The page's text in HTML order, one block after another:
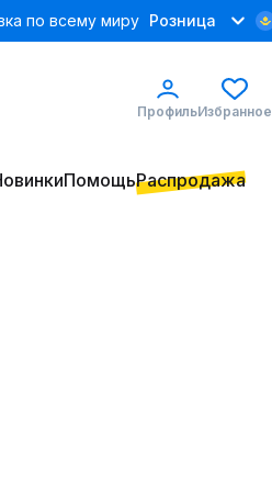
по всему миру Розница
ПрофильИзбранное
ПомощьРаспродажа